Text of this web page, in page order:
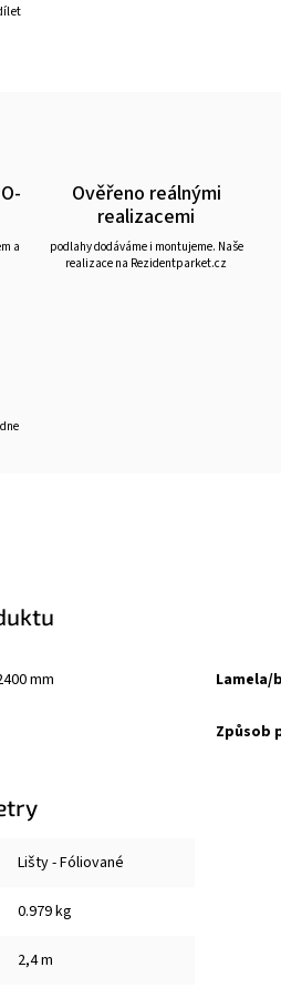
a
Ověřeno reálnými
realizacemi
podlahy dodáváme i montujeme. Naše
realizace na Rezidentparket.cz
mm Lamela/
Způsob
Lišty - Fóliované
0.979 kg
2,4 m